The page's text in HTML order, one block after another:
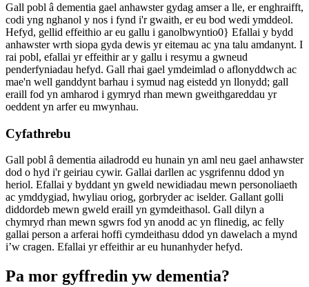
Gall pobl â dementia gael anhawster gydag amser a lle, er enghraifft,
codi yng nghanol y nos i fynd i'r gwaith, er eu bod wedi ymddeol.
Hefyd, gellid effeithio ar eu gallu i ganolbwyntio0} Efallai y bydd
anhawster wrth siopa gyda dewis yr eitemau ac yna talu amdanynt. I
rai pobl, efallai yr effeithir ar y gallu i resymu a gwneud
penderfyniadau hefyd. Gall rhai gael ymdeimlad o aflonyddwch ac
mae'n well ganddynt barhau i symud nag eistedd yn llonydd; gall
eraill fod yn amharod i gymryd rhan mewn gweithgareddau yr
oeddent yn arfer eu mwynhau.
Cyfathrebu
Gall pobl â dementia ailadrodd eu hunain yn aml neu gael anhawster
dod o hyd i'r geiriau cywir. Gallai darllen ac ysgrifennu ddod yn
heriol. Efallai y byddant yn gweld newidiadau mewn personoliaeth
ac ymddygiad, hwyliau oriog, gorbryder ac iselder. Gallant golli
diddordeb mewn gweld eraill yn gymdeithasol. Gall dilyn a
chymryd rhan mewn sgwrs fod yn anodd ac yn flinedig, ac felly
gallai person a arferai hoffi cymdeithasu ddod yn dawelach a mynd
i’w cragen. Efallai yr effeithir ar eu hunanhyder hefyd.
Pa mor gyffredin yw dementia?